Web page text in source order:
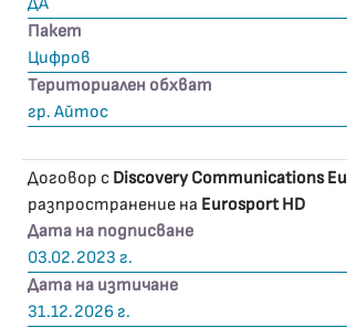
Пакет
Цифров
Териториален обхват
гр. Айтос
Договор с Discovery Communications
разпространение на Eurosport HD
Дата на подписване
03.02.2023 г.
Дата на изтичане
31.12.2026 г.